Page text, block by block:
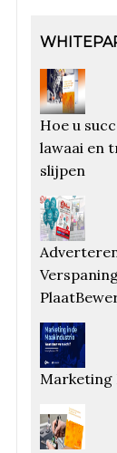
Hoe u
lawaai en
slijpen
Marketing